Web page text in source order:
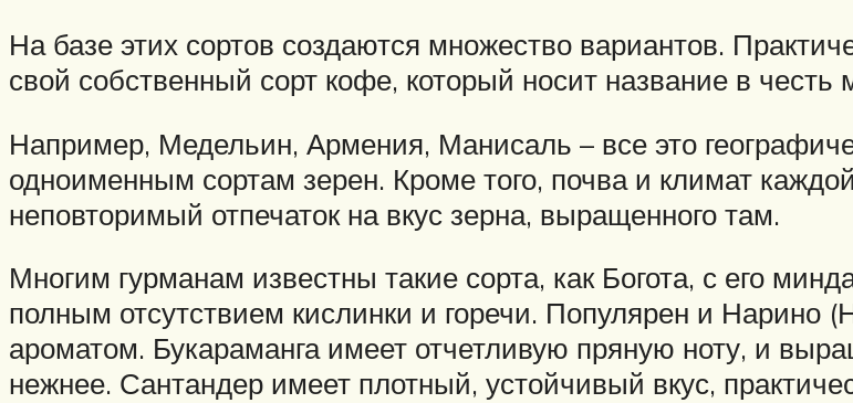
На базе этих сортов создаются множество вариантов.
свой собственный сорт кофе, который носит название в честь
Например, Медельин, Армения, Манисаль – все это
одноименным сортам зерен. Кроме того, почва и климат
неповторимый отпечаток на вкус зерна, выращенного там.
Многим гурманам известны такие сорта, как Богота, с его
полным отсутствием кислинки и горечи. Популярен и Нарино
ароматом. Букараманга имеет отчетливую пряную ноту, и
нежнее. Сантандер имеет плотный, устойчивый вкус,